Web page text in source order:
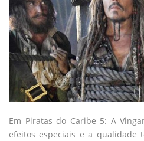
Em Piratas do Caribe 5: A
efeitos especiais e a qualidade